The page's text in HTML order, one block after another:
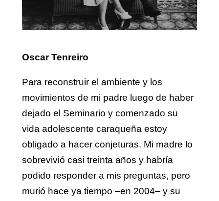
Oscar Tenreiro
Para reconstruir el ambiente y los
movimientos de mi padre luego de haber
dejado el Seminario y comenzado su
vida adolescente caraqueña estoy
obligado a hacer conjeturas. Mi madre lo
sobrevivió casi treinta años y habría
podido responder a mis preguntas, pero
murió hace ya tiempo –en 2004– y su